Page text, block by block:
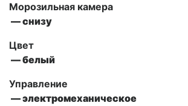
Морозильная камера
— снизу
Цвет
— белый
Управление
— электромеханическое